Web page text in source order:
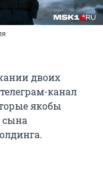
двоих
канал
якобы
сына